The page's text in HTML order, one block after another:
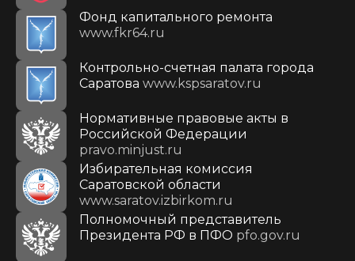
Фонд капитального ремонта
www.fkr64.ru
Контрольно-счетная палата города
Саратова www.kspsaratov.ru
Нормативные правовые акты в
Российской Федерации
pravo.minjust.ru
Избирательная комиссия
Саратовской области
www.saratov.izbirkom.ru
Полномочный представитель
Президента РФ в ПФО pfo.gov.ru